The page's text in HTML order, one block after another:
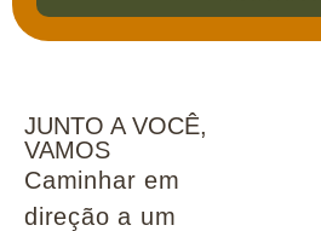
JUNTO A VOCÊ,
VAMOS
Caminhar em
direção a um